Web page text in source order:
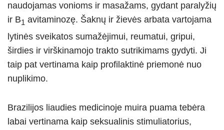
naudojamas vonioms ir masažams, gydant paralyžių
ir B1 avitaminozę. Šaknų ir žievės arbata vartojama
lytinės sveikatos sumažėjimui, reumatui, gripui,
širdies ir virškinamojo trakto sutrikimams gydyti. Ji
taip pat vertinama kaip profilaktinė priemonė nuo
nuplikimo.
Brazilijos liaudies medicinoje muira puama tebėra
labai vertinama kaip seksualinis stimuliatorius,